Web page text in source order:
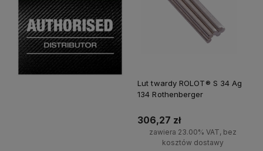
Lut twardy ROLOT® S 34 Ag
134 Rothenberger
306,27 zł
zawiera 23.00% VAT, bez
kosztów dostawy